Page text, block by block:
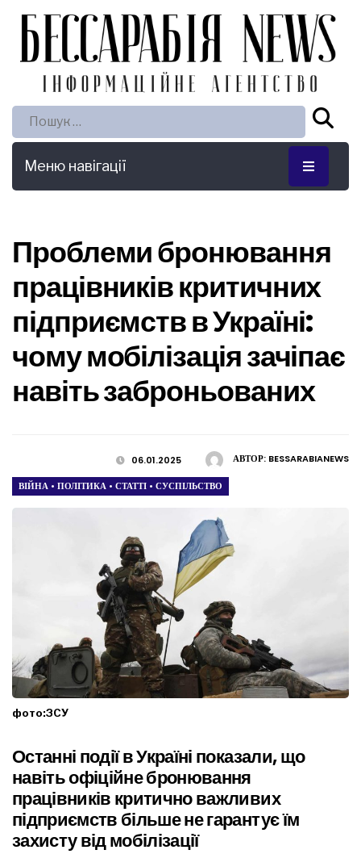
Пошук:
Меню навігації
Проблеми бронювання
працівників критичних
підприємств в Україні:
чому мобілізація зачіпає
навіть заброньованих
АВТОР: BESSARABIANEWS
06.01.2025
ВІЙНА • ПОЛІТИКА • СТАТТІ • СУСПІЛЬСТВО
фото:ЗСУ
Останні події в Україні показали, що
навіть офіційне бронювання
працівників критично важливих
підприємств більше не гарантує їм
захисту від мобілізації